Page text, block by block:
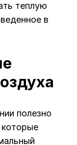
теплую
в
полезно
которые